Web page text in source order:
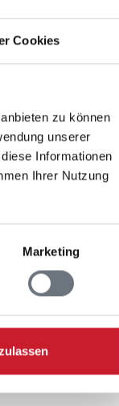
Cookies
zu können
unserer
Informationen
Ihrer Nutzung
Marketing